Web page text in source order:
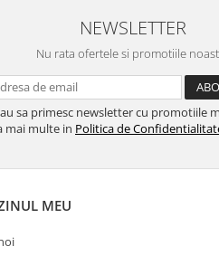
NEWSLETTER
Nu rata ofertele si promotiile
sa primesc newsletter cu promotiile
mai multe in Politica de
MEU